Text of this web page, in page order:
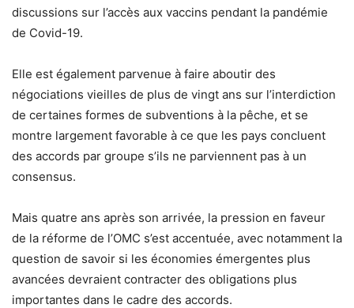
discussions sur l’accès aux vaccins pendant la pandémie
de Covid-19.
Elle est également parvenue à faire aboutir des
négociations vieilles de plus de vingt ans sur l’interdiction
de certaines formes de subventions à la pêche, et se
montre largement favorable à ce que les pays concluent
des accords par groupe s’ils ne parviennent pas à un
consensus.
Mais quatre ans après son arrivée, la pression en faveur
de la réforme de l’OMC s’est accentuée, avec notamment la
question de savoir si les économies émergentes plus
avancées devraient contracter des obligations plus
importantes dans le cadre des accords.